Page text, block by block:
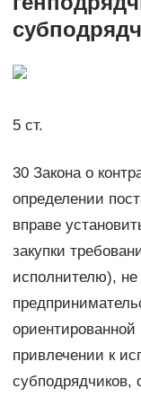
5 ст.
30 Закона о
определении
вправе
закупки
исполнителю),
привлечении к
субподрядчиков,